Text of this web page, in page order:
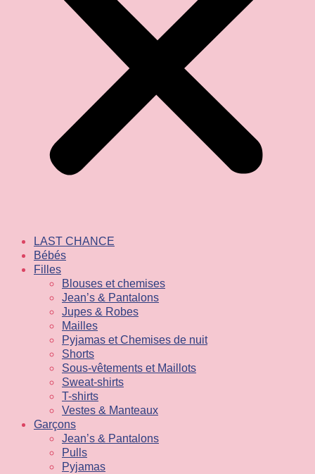
LAST CHANCE
Bébés
Filles
Blouses et chemises
Jean’s & Pantalons
Jupes & Robes
Mailles
Pyjamas et Chemises de nuit
Shorts
Sous-vêtements et Maillots
Sweat-shirts
T-shirts
Vestes & Manteaux
Garçons
Jean’s & Pantalons
Pulls
Pyjamas